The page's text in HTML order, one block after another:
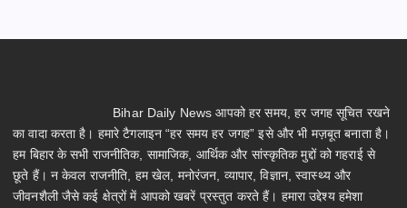
Bihar Daily News आपको हर समय, हर जगह सूचित रखने
का वादा करता है। हमारे टैगलाइन “हर समय हर जगह” इसे और भी मज़बूत बनाता है।
हम बिहार के सभी राजनीतिक, सामाजिक, आर्थिक और सांस्कृतिक मुद्दों को गहराई से
छूते हैं। न केवल राजनीति, हम खेल, मनोरंजन, व्यापार, विज्ञान, स्वास्थ्य और
जीवनशैली जैसे कई क्षेत्रों में आपको खबरें प्रस्तुत करते हैं। हमारा उद्देश्य हमेशा